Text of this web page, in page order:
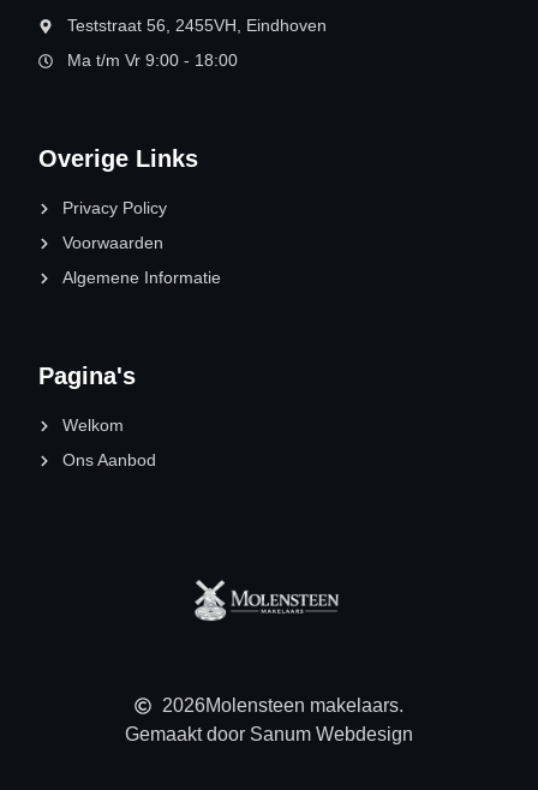
2026Molensteen makelaars.
Gemaakt door Sanum Webdesign
Pagina's
Welkom
Ons Aanbod
Overige Links
Privacy Policy
Voorwaarden
Algemene Informatie
Teststraat 56, 2455VH, Eindhoven
Ma t/m Vr 9:00 - 18:00